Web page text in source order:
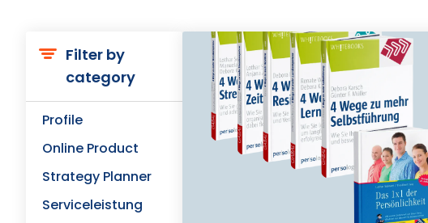
Filter by
category
Profile
Online Product
Strategy Planner
Serviceleistung